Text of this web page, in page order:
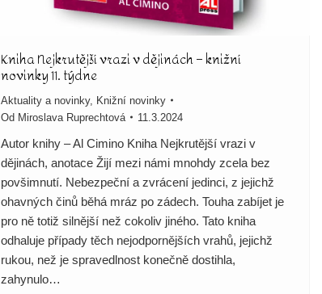
Kniha Nejkrutější vrazi v dějinách – knižní
novinky 11. týdne
Aktuality a novinky, Knižní novinky
Od Miroslava Ruprechtová 11.3.2024
Autor knihy – Al Cimino Kniha Nejkrutější vrazi v
dějinách, anotace Žijí mezi námi mnohdy zcela bez
povšimnutí. Nebezpeční a zvrácení jedinci, z jejichž
ohavných činů běhá mráz po zádech. Touha zabíjet je
pro ně totiž silnější než cokoliv jiného. Tato kniha
odhaluje případy těch nejodpornějších vrahů, jejichž
rukou, než je spravedlnost konečně dostihla,
zahynulo…